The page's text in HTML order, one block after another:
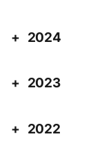
2024
2023
2022